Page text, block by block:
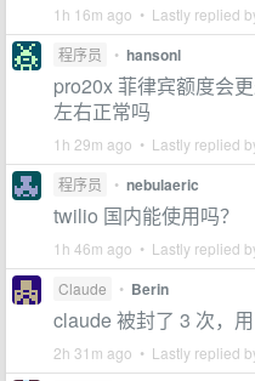
1h 16m ago • Lastly replied
程序员 • hansonl
pro20x 菲律宾额度会
左右正常吗
1h 29m ago • Lastly replied
程序员 • nebulaeric
twilio 国内能使用吗？
1h 46m ago • Lastly replied
Claude • Berin
claude 被封了 3 次，
2h 31m ago • Lastly replied